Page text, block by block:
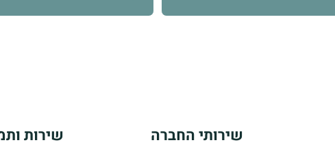
שירותי החברה שירות